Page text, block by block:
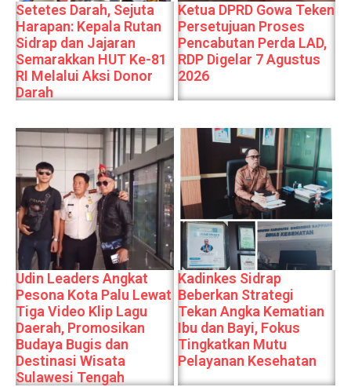
Setetes Darah, Sejuta
Harapan: Kepala Rutan
Sidrap dan Jajaran
Semarakkan HUT Ke-81
RI Melalui Aksi Donor
Darah
Ketua DPRD Gowa Teken
Persetujuan Proses
Pencabutan Perda LAD,
RDP Digelar 7 Agustus
2026
Udin Leaders Angkat
Pesona Kota Palu Lewat
Tiga Video Klip Lagu
Daerah, Promosikan
Budaya Bugis dan
Destinasi Wisata
Sulawesi Tengah
Kadinkes Sidrap
Beberkan Strategi
Tekan Angka Kematian
Ibu dan Bayi, Fokus
Tingkatkan Mutu
Pelayanan Kesehatan